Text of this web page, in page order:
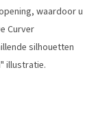
waardoor u
Curver
silhouetten
illustratie.